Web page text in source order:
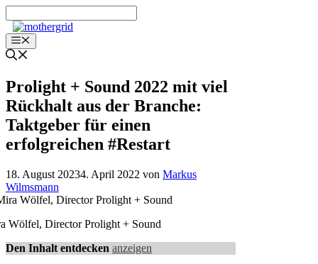
Inhalt
springenMenü
Prolight + Sound 2022 mit viel
Rückhalt aus der Branche:
Taktgeber für einen
erfolgreichen #Restart
18. August 20234. April 2022 von Markus
Wilmsmann
Wölfel, Director Prolight + Sound
Den Inhalt entdecken anzeigen